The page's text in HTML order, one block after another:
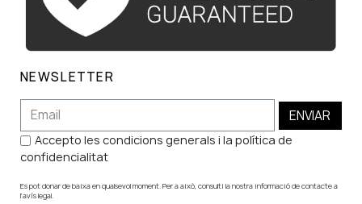
NEWSLETTER
ENVIAR
Accepto les condicions generals i la política de
confidencialitat
Es pot donar de baixa en qualsevol moment. Per a això, consulti la nostra informació de contacte a
l'avís legal.